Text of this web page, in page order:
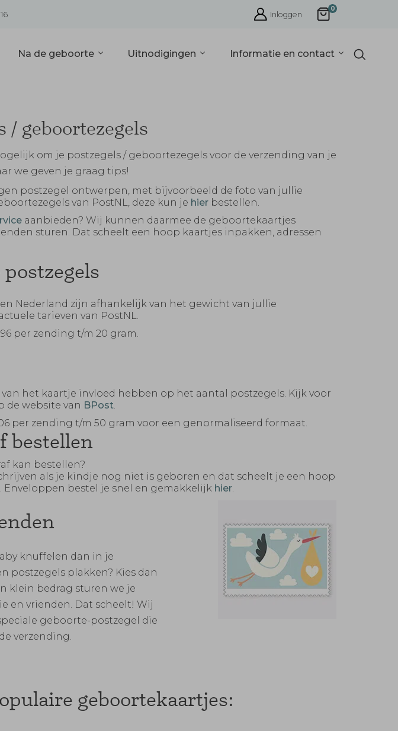
Inloggen
0
Na de geboorte Uitnodigingen Informatie en contact
/ geboortezegels
om je postzegels / geboortezegels voor de verzending van je
we geven je graag tips!
postzegel ontwerpen, met bijvoorbeeld de foto van jullie
van PostNL, deze kun je hierbestellen.
aanbieden? Wij kunnen daarmee de geboortekaartjes
sturen. Dat scheelt een hoop kaartjes inpakken, adressen
Nederland zijn afhankelijk van het gewicht van jullie
tarieven van PostNL.
per zending t/m 20 gram.
het kaartje invloed hebben op het aantal postzegels. Kijk voor
de website van BPost.
per zending t/m 50 gram voor een genormaliseerd formaat.
bestellen
kan bestellen?
als je kindje nog niet is geboren en dat scheelt je een hoop
bestel je snel en gemakkelijk hier.
knuffelen dan in je
postzegels plakken? Kies dan
klein bedrag sturen we je
en vrienden. Dat scheelt! Wij
geboorte-postzegel die
verzending.
geboortekaartjes: